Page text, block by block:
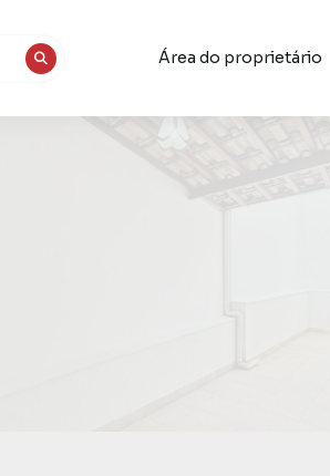
Área do proprietário